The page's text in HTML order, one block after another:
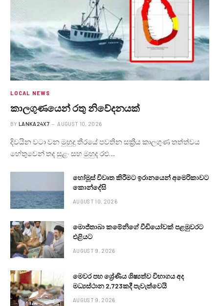
LOCAL NEWS
කාලගුණයෙන් ‍රතු නිවේදනයක්
BY LANKA24X7 AUGUST 10, 2026
දිවයින වටා වන මුහුදු තීරයේ පවතින සක්‍රීය කාලගුණ තත්ත්වය
හේතුවෙන් තද සුළං සහ මුහුද රළු…
හෝමූස් විවෘත කිරීමට ඉරානයෙන් අමෙරිකාවට
කොන්දේසි
AUGUST 10, 2026
මොජ්තාබා කමේනිගේ වීඩියෝවක් පළමුවරට
එළියට
AUGUST 9, 2026
මෙවර පහ ශ්‍රේණිය ශිෂ්‍යත්ව විභාගය අද
මධ්‍යස්ථාන 2,723කදී පැවැත්වෙයි
AUGUST 9, 2026